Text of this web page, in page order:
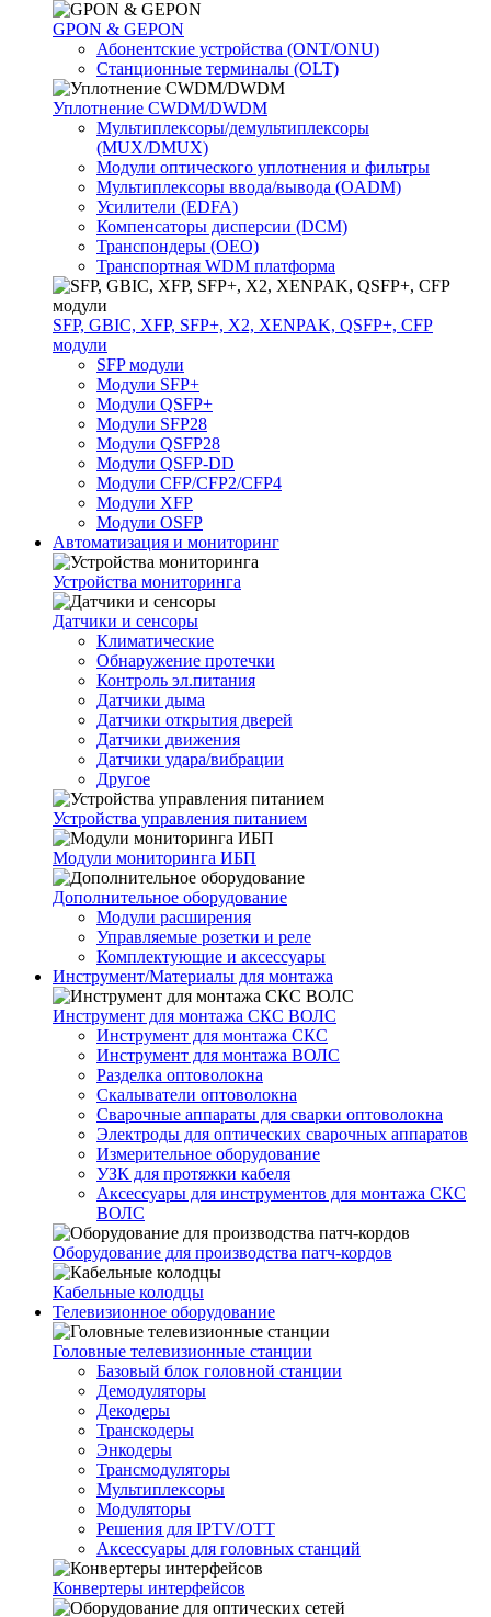
GPON & GEPON
Абонентские устройства (ONT/ONU)
Станционные терминалы (OLT)
Уплотнение CWDM/DWDM
Мультиплексоры/демультиплексоры
(MUX/DMUX)
Модули оптического уплотнения и фильтры
Мультиплексоры ввода/вывода (OADM)
Усилители (EDFA)
Компенсаторы дисперсии (DCM)
Транспондеры (OEO)
Транспортная WDM платформа
SFP, GBIC, XFP, SFP+, X2, XENPAK, QSFP+, CFP
модули
SFP модули
Модули SFP+
Модули QSFP+
Модули SFP28
Модули QSFP28
Модули QSFP-DD
Модули CFP/CFP2/CFP4
Модули XFP
Модули OSFP
Автоматизация и мониторинг
Устройства мониторинга
Датчики и сенсоры
Климатические
Обнаружение протечки
Контроль эл.питания
Датчики дыма
Датчики открытия дверей
Датчики движения
Датчики удара/вибрации
Другое
Устройства управления питанием
Модули мониторинга ИБП
Дополнительное оборудование
Модули расширения
Управляемые розетки и реле
Комплектующие и аксессуары
Инструмент/Материалы для монтажа
Инструмент для монтажа СКС ВОЛС
Инструмент для монтажа СКС
Инструмент для монтажа ВОЛС
Разделка оптоволокна
Скалыватели оптоволокна
Сварочные аппараты для сварки оптоволокна
Электроды для оптических сварочных аппаратов
Измерительное оборудование
УЗК для протяжки кабеля
Аксессуары для инструментов для монтажа СКС
ВОЛС
Оборудование для производства патч-кордов
Кабельные колодцы
Телевизионное оборудование
Головные телевизионные станции
Базовый блок головной станции
Демодуляторы
Декодеры
Транскодеры
Энкодеры
Трансмодуляторы
Мультиплексоры
Модуляторы
Решения для IPTV/OTT
Аксессуары для головных станций
Конвертеры интерфейсов